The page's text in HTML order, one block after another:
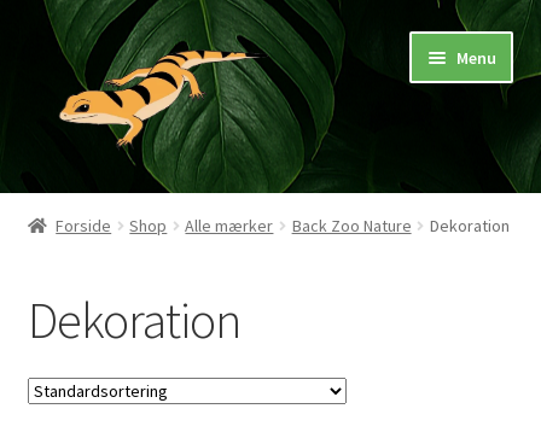
Spring
navigation
Spring
indhold
Menu
Hjem
Mærker
Pasningsvejledninger
Forside Shop Alle mærker Back Zoo Nature Dekoration
Dekoration